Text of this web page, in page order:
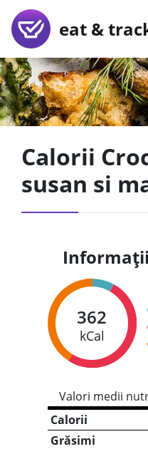
eat &
Calorii
susan si
362
kCal
Valori medii
Calorii
Grăsimi